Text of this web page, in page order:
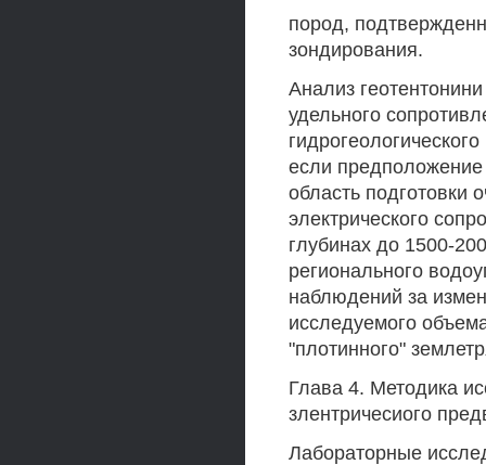
пород,
зондирования.
Анализ
удельного
если
область подготовки
электрического
глубинах до 1500-
регионального
наблюдений за
исследуемого
"плотинного"
Глава 4. Методика
злентричесиого
Лабораторные